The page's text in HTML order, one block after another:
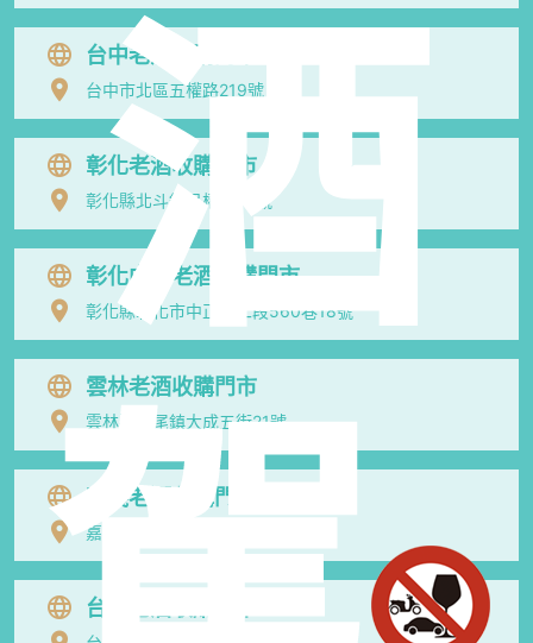
台中老酒收購門市
台中市北區五權路219號
彰化老酒收購門市
彰化縣北斗鎮民權路73號
彰化中正老酒收購門市
彰化縣彰化市中正路二段560巷18號
雲林老酒收購門市
雲林縣虎尾鎮大成五街21號
嘉義老酒收購門市
嘉義市西區建成街62號
台南老酒收購門市
酒